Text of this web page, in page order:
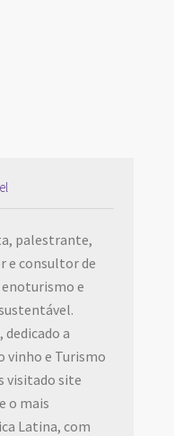
palestrante,
e consultor de
e
dedicado a
vinho e Turismo
visitado site
o mais
Latina, com